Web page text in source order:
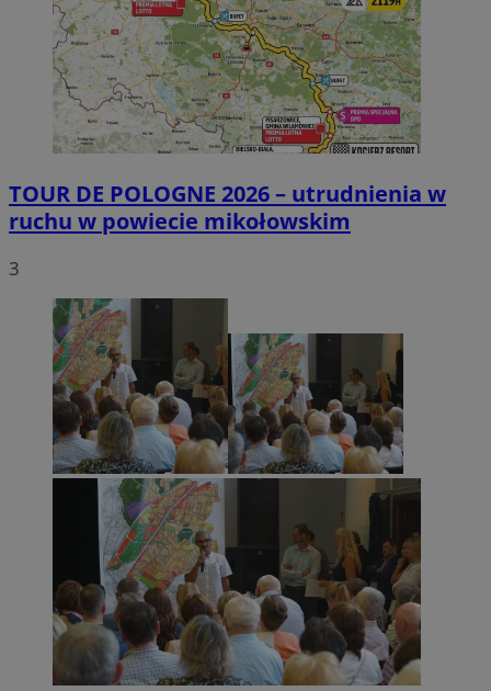
TOUR DE POLOGNE 2026 – utrudnienia w
ruchu w powiecie mikołowskim
3